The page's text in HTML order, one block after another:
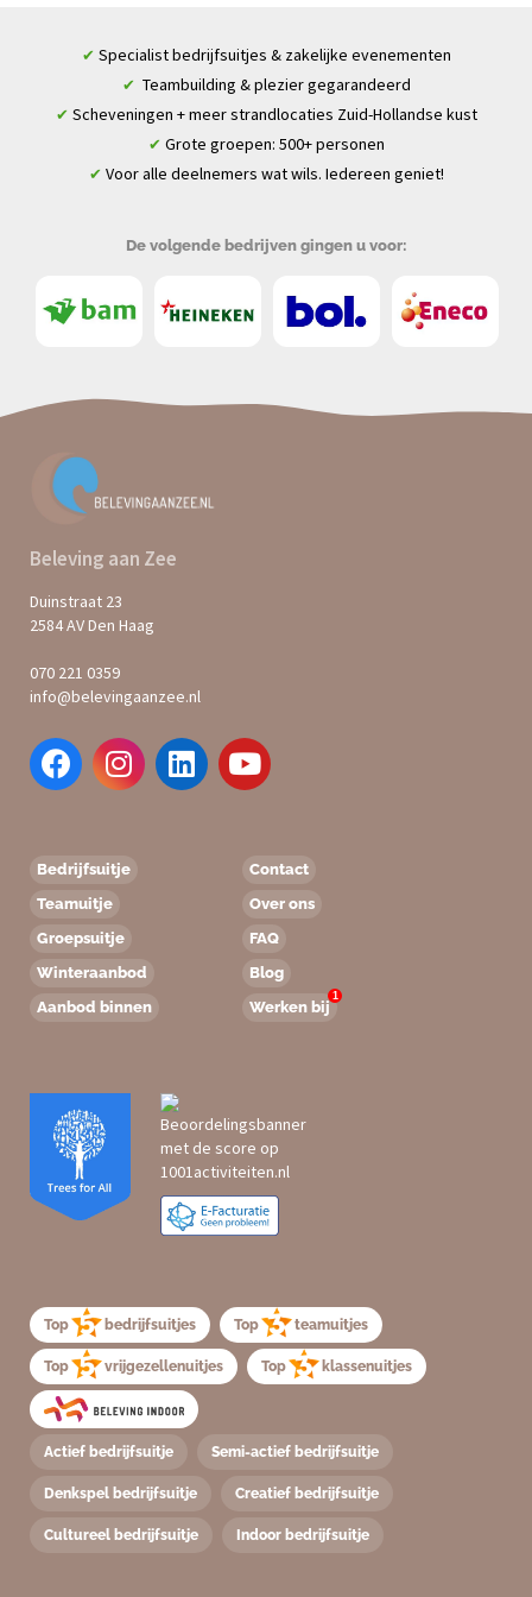
✔ Specialist bedrijfsuitjes & zakelijke evenementen
✔ Teambuilding & plezier gegarandeerd
✔ Scheveningen + meer strandlocaties Zuid-Hollandse kust
✔ Grote groepen: 500+ personen
✔ Voor alle deelnemers wat wils. Iedereen geniet!
De volgende bedrijven gingen u voor:
Beleving aan Zee
Duinstraat 23
2584 AV Den Haag
070 221 0359
info@belevingaanzee.nl
Bedrijfsuitje
Teamuitje
Groepsuitje
Winteraanbod
Aanbod binnen
Contact
Over ons
FAQ
Blog
Werken bij
1
Top bedrijfsuitjes Top teamuitjes
Top vrijgezellenuitjes Top klassenuitjes
Actief bedrijfsuitje Semi-actief bedrijfsuitje
Denkspel bedrijfsuitje Creatief bedrijfsuitje
Cultureel bedrijfsuitje Indoor bedrijfsuitje